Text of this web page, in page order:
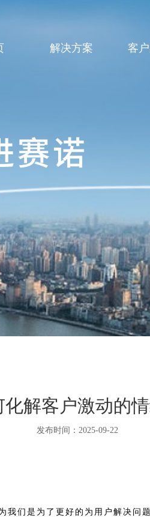
解决方案 客
化解客户激动的情
发布时间：2025-09-22
我们是为了更好的为用户解决问